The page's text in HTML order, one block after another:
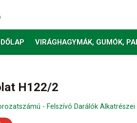
VIRÁGHAGYMÁK, GUMÓK,
H122/2
- Felszívó Darálók Alkatrészei